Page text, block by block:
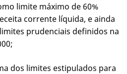
limite máximo de 60%
corrente líquida, e ainda
prudenciais definidos na
limites estipulados para